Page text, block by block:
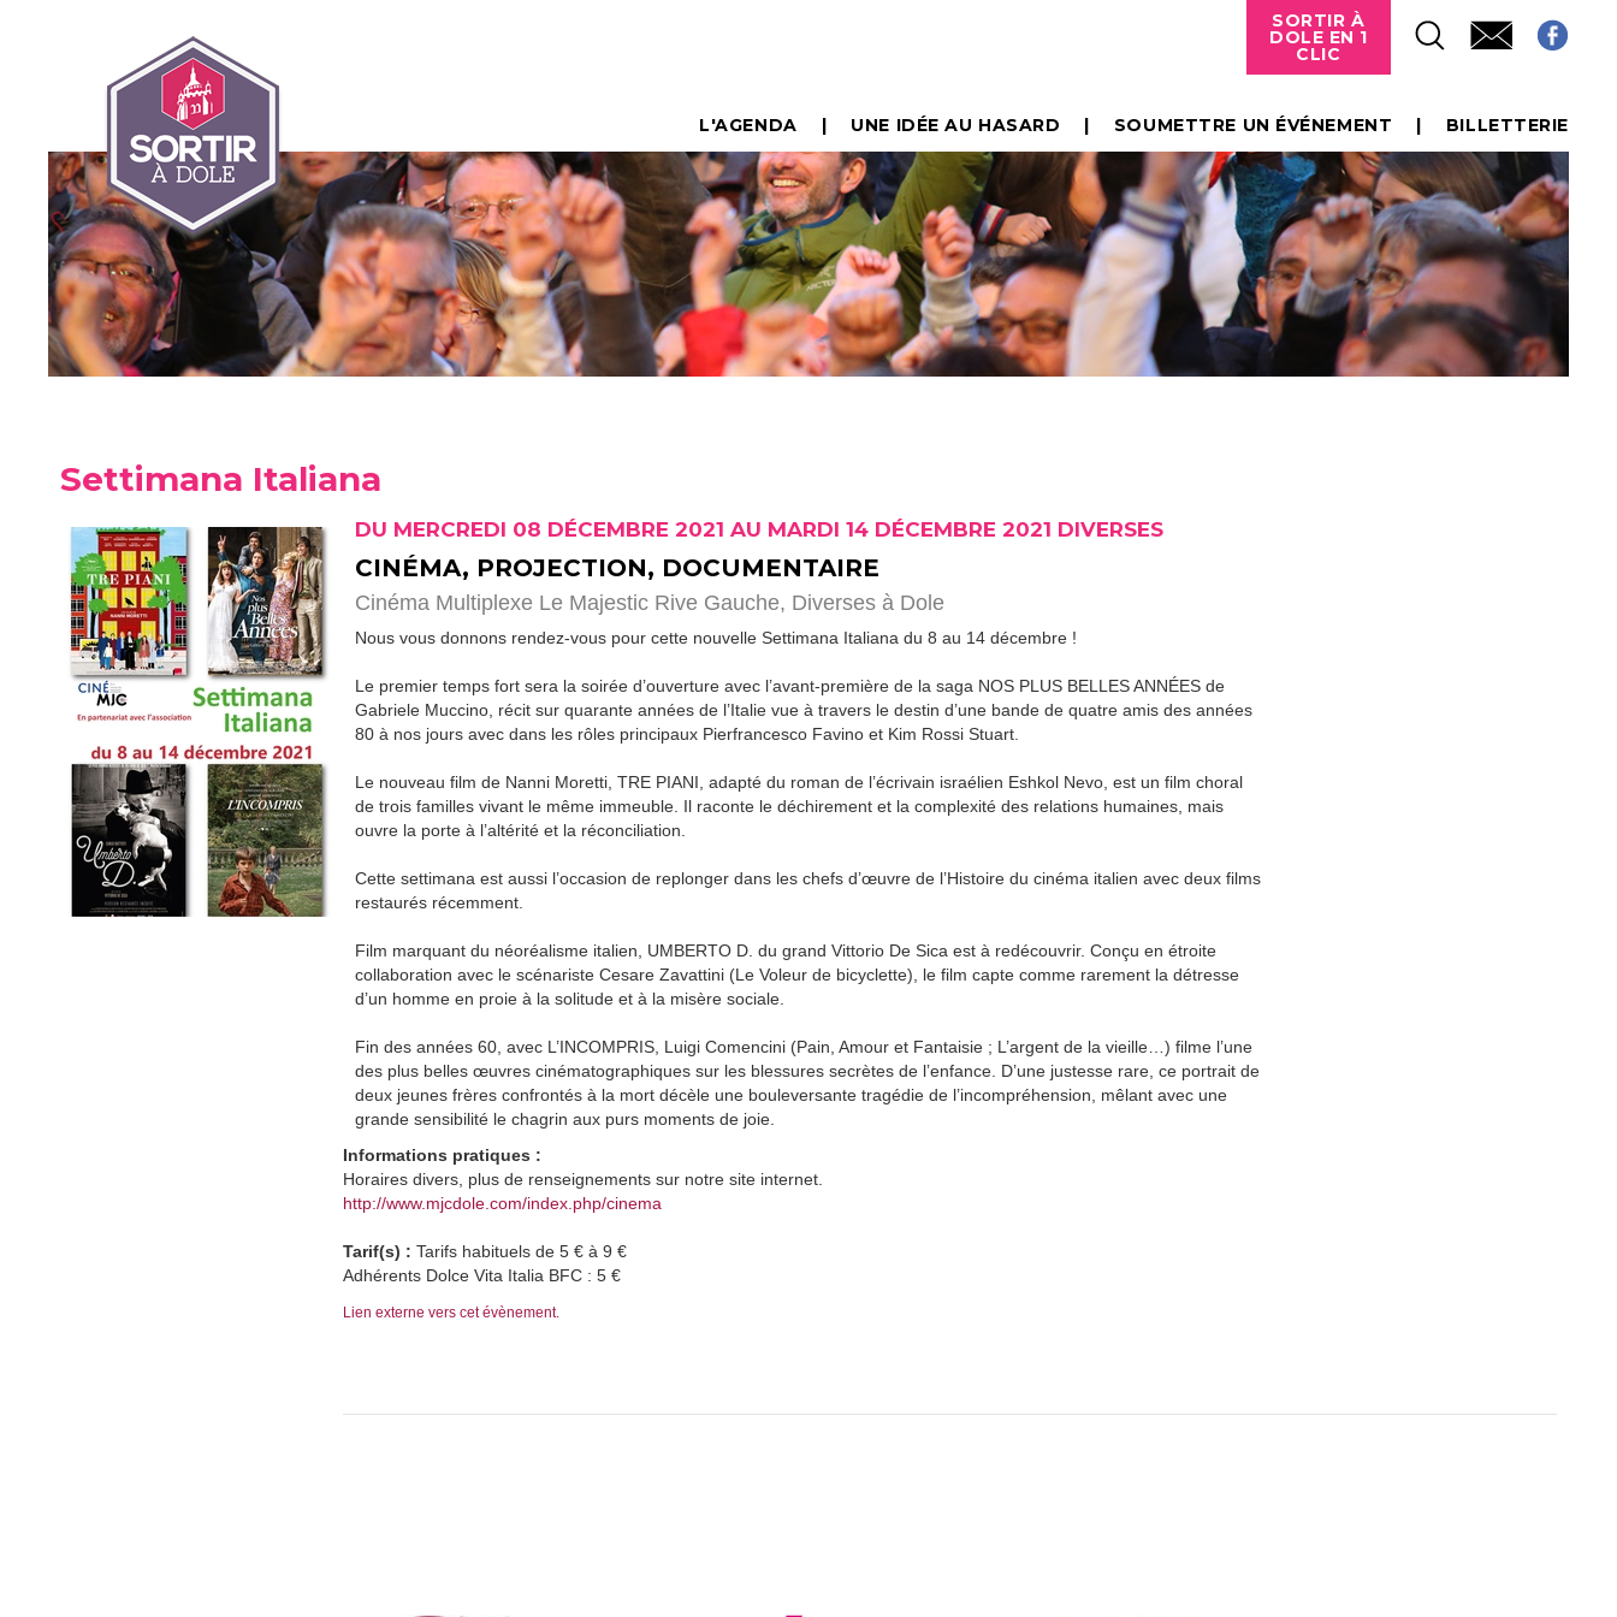
SORTIR À
DOLE EN 1
CLIC
L'AGENDA UNE IDÉE AU HASARD SOUMETTRE UN ÉVÉNEMENT BILLETTERIE
Settimana Italiana
DU MERCREDI 08 DÉCEMBRE 2021 AU MARDI 14 DÉCEMBRE 2021 DIVERSES
CINÉMA, PROJECTION, DOCUMENTAIRE
Cinéma Multiplexe Le Majestic Rive Gauche, Diverses à Dole
Nous vous donnons rendez-vous pour cette nouvelle Settimana Italiana du 8 au 14 décembre !
Le premier temps fort sera la soirée d’ouverture avec l’avant-première de la saga NOS PLUS BELLES ANNÉES de
Gabriele Muccino, récit sur quarante années de l’Italie vue à travers le destin d’une bande de quatre amis des années
80 à nos jours avec dans les rôles principaux Pierfrancesco Favino et Kim Rossi Stuart.
Le nouveau film de Nanni Moretti, TRE PIANI, adapté du roman de l’écrivain israélien Eshkol Nevo, est un film choral
de trois familles vivant le même immeuble. Il raconte le déchirement et la complexité des relations humaines, mais
ouvre la porte à l’altérité et la réconciliation.
Cette settimana est aussi l’occasion de replonger dans les chefs d’œuvre de l’Histoire du cinéma italien avec deux films
restaurés récemment.
Film marquant du néoréalisme italien, UMBERTO D. du grand Vittorio De Sica est à redécouvrir. Conçu en étroite
collaboration avec le scénariste Cesare Zavattini (Le Voleur de bicyclette), le film capte comme rarement la détresse
d’un homme en proie à la solitude et à la misère sociale.
Fin des années 60, avec L’INCOMPRIS, Luigi Comencini (Pain, Amour et Fantaisie ; L’argent de la vieille…) filme l’une
des plus belles œuvres cinématographiques sur les blessures secrètes de l’enfance. D’une justesse rare, ce portrait de
deux jeunes frères confrontés à la mort décèle une bouleversante tragédie de l’incompréhension, mêlant avec une
grande sensibilité le chagrin aux purs moments de joie.
Informations pratiques :
Horaires divers, plus de renseignements sur notre site internet.
http://www.mjcdole.com/index.php/cinema
Tarif(s) : Tarifs habituels de 5 € à 9 €
Adhérents Dolce Vita Italia BFC : 5 €
Lien externe vers cet évènement.